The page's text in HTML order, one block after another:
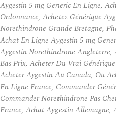
Aygestin 5 mg Generic En Ligne,
Ordonnance, Achetez Générique
Norethindrone Grande Bretagne,
Achat En Ligne Aygestin 5 mg
Aygestin Norethindrone
Bas Prix, Acheter Du Vrai
Acheter Aygestin Au Canada, Ou
En Ligne France, Commander
Commander Norethindrone Pas
France, Achat Aygestin Allemagne,